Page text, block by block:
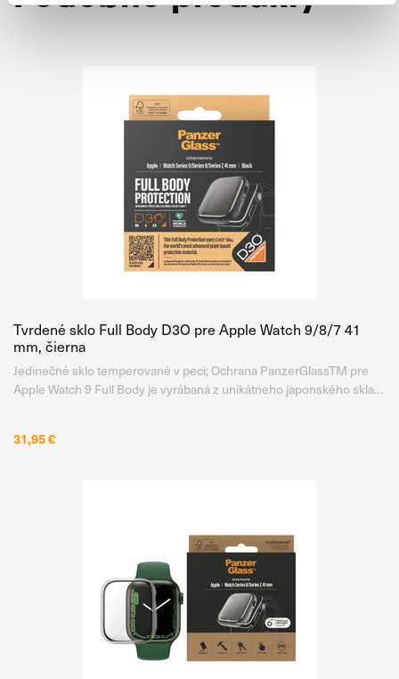
Tvrdené sklo Full Body D3O pre Apple Watch 9/8/7 41
mm, čierna
Jedinečné sklo temperované v peci; Ochrana PanzerGlassTM pre
Apple Watch 9 Full Body je vyrábaná z unikátneho japonského skla
31,95 €